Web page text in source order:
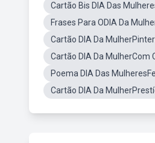
Cartão Bis DIA Das
Frases Para ODIA Da
Cartão DIA Da
Cartão DIA Da MulherCom
Poema DIA Das
Cartão DIA Da